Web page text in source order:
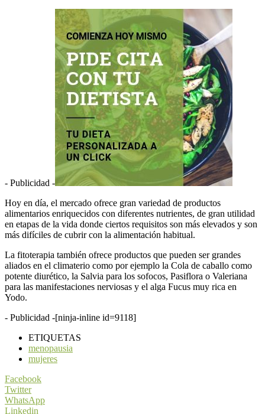
- Publicidad -
Hoy en día, el mercado ofrece gran variedad de productos
alimentarios enriquecidos con diferentes nutrientes, de gran utilidad
en etapas de la vida donde ciertos requisitos son más elevados y son
más difíciles de cubrir con la alimentación habitual.
La fitoterapia también ofrece productos que pueden ser grandes
aliados en el climaterio como por ejemplo la Cola de caballo como
potente diurético, la Salvia para los sofocos, Pasiflora o Valeriana
para las manifestaciones nerviosas y el alga Fucus muy rica en
Yodo.
- Publicidad -[ninja-inline id=9118]
ETIQUETAS
menopausia
mujeres
Facebook
Twitter
WhatsApp
Linkedin